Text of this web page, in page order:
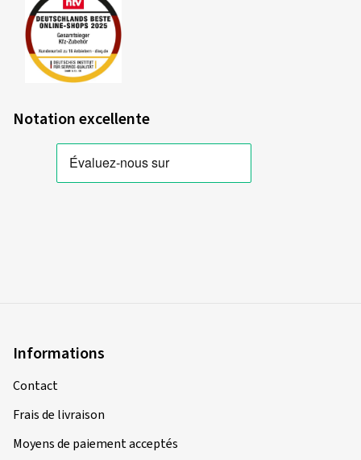
Notation excellente
Informations
Contact
Frais de livraison
Moyens de paiement acceptés